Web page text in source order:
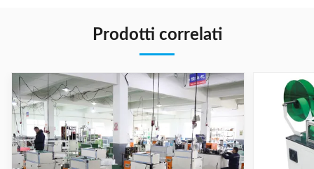
Prodotti correlati